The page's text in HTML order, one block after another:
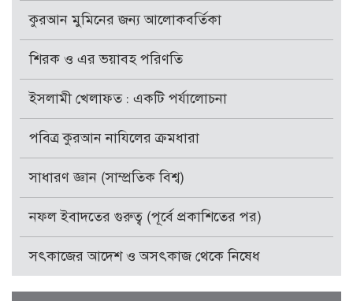
কুরআন মুমিনের জন্য আলোকবর্তিকা
শিরক ও এর ভয়াবহ পরিণতি
ইসলামী খেলাফত : একটি পর্যালোচনা
পবিত্র কুরআন নাযিলের ক্রমধারা
সাধারণ জ্ঞান (সাম্প্রতিক বিশ্ব)
নফল ইবাদতের গুরুত্ব (পূর্বে প্রকাশিতের পর)
সৎকাজের আদেশ ও অসৎকাজ থেকে নিষেধ